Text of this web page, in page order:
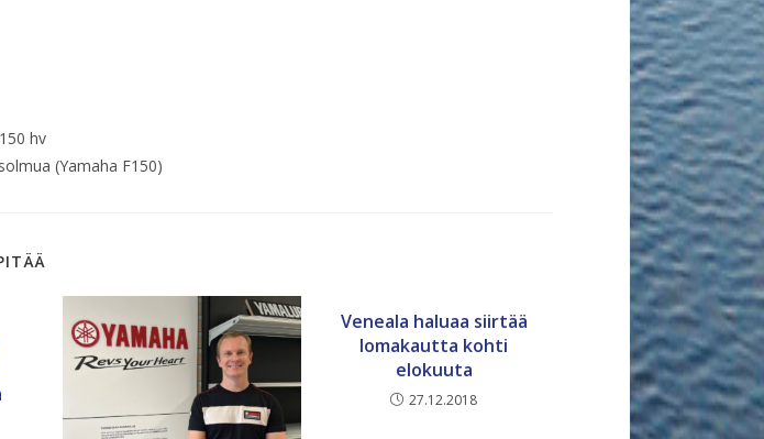
hv
(Yamaha F150)
Veneala haluaa siirtää
lomakautta kohti
elokuuta
27.12.2018